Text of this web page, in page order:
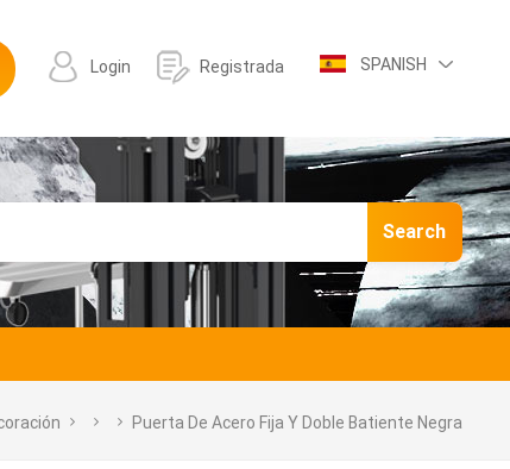
SPANISH
Login Registrada
Search
Puerta De Acero Fija Y Doble Batiente Negra